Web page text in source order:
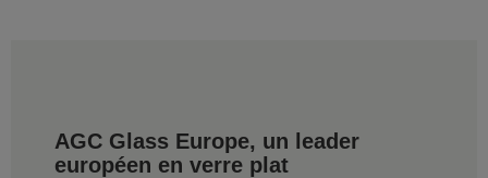
AGC Glass Europe, un leader
européen en verre plat